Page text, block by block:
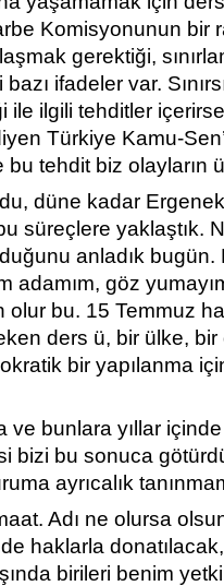
Komisyonunun bir
gerektiği,
ifadeler var.
ile ilgili tehditler
Türkiye Kamu-
tehdit biz olayların
düne kadar
süreçlere yaklaştık.
anladık
adamım, göz
bu. 15 Temmuz
ders ü, bir ülke,
bir yapılanma
ve bunlara yıllar
bizi bu sonuca
ayrıcalık
Adı ne olursa
haklarla
birileri benim